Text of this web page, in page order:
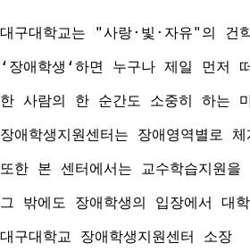
대구대학교는 "사랑·빛·자유"의
‘장애학생‘하면 누구나 제일 먼저
한 사람의 한 순간도 소중히 하는
장애학생지원센터는 장애영역별
또한 본 센터에서는 교수학습지원
그 밖에도 장애학생의 입장에서 대
대구대학교 장애학생지원센터 소장